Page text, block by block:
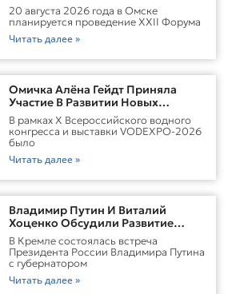
Сотрудничества России И
Казахстана
20 августа 2026 года в Омске
планируется проведение XXII Форума
Читать далее »
Омичка Алёна Гейдт Приняла
Участие В Развитии Новых
Карьерных Моделей Для Водной
Отрасли России
В рамках X Всероссийского водного
конгресса и выставки VODEXPO-2026
было
Читать далее »
Владимир Путин И Виталий
Хоценко Обсудили Развитие
Омской Области
В Кремле состоялась встреча
Президента России Владимира Путина
с губернатором
Читать далее »